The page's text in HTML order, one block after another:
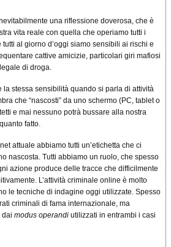
una riflessione doverosa, che è
vita reale con quella che operiamo tutti i
al giorno d’oggi siamo sensibili ai rischi e
cattive amicizie, particolari giri mafiosi
di droga.
la stessa sensibilità quando si parla di attività
che “nascosti” da uno schermo (PC, tablet o
e mai nessuno potrà bussare alla nostra
fatto.
attuale abbiamo tutti un’etichetta che ci
nascosta. Tutti abbiamo un ruolo, che spesso
azione produce delle tracce che difficilmente
L’attività criminale online è molto
le tecniche di indagine oggi utilizzate. Spesso
criminali di fama internazionale, ma
dai modus operandi utilizzati in entrambi i casi